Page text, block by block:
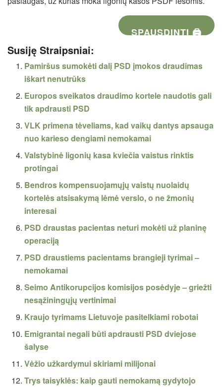
SPAUSDINTI 🖨
Susiję Straipsniai:
Pamiršus sumokėti dalį PSD įmokos draudimas
iškart nenutrūks
Europos sveikatos draudimo kortele naudotis gali
tik apdrausti PSD
VLK primena tėveliams, kad vaikų dantys apsauga
nuo karieso dengiami nemokamai
Valstybinė ligonių kasa kviečia vaistus rinktis
protingai
Bendros kompensuojamųjų vaistų nuolaidų
kortelės atsisakymą lėmė verslo, o ne žmonių
interesai
PSD draustas pacientas neturi mokėti už planinę
operaciją
PSD draustiems pacientams brangieji tyrimai –
nemokamai
Seimo Antikorupcijos komisijos posėdyje – griežti
nesąžiningųjų vertinimai
Kraujo tyrimams Lietuvoje pasitelkiami robotai
Emigrantai negali būti apdrausti PSD dviejose
šalyse
Vėžio užkardymui skiriami milijonai
Trys taisyklės: kaip gauti nemokamą gydytojo